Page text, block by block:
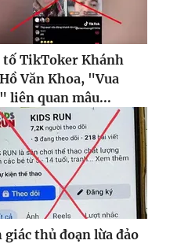
TikToker Khánh
Văn Khoa, "Vua
liên quan mâu...
giác thủ đoạn lừa đảo